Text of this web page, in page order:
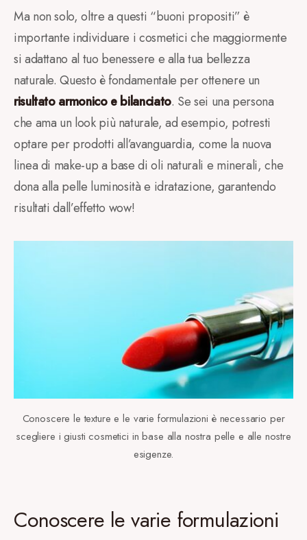
Ma non solo, oltre a questi “buoni propositi” è
importante individuare i cosmetici che maggiormente
si adattano al tuo benessere e alla tua bellezza
naturale. Questo è fondamentale per ottenere un
risultato armonico e bilanciato. Se sei una persona
che ama un look più naturale, ad esempio, potresti
optare per prodotti all’avanguardia, come la nuova
linea di make-up a base di oli naturali e minerali, che
dona alla pelle luminosità e idratazione, garantendo
risultati dall’effetto wow!
Conoscere le texture e le varie formulazioni è necessario per
scegliere i giusti cosmetici in base alla nostra pelle e alle nostre
esigenze.
Conoscere le varie formulazioni